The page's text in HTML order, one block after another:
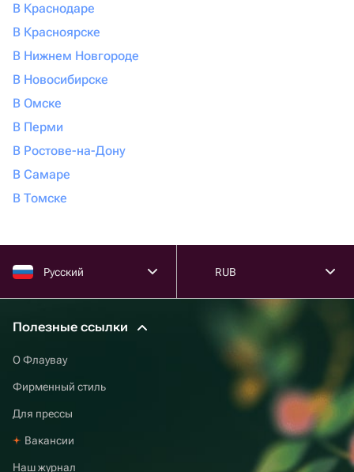
В Краснодаре
В Красноярске
В Нижнем Новгороде
В Новосибирске
В Омске
В Перми
В Ростове-на-Дону
В Самаре
В Томске
Русский RUB
Полезные ссылки
О Флаувау
Фирменный стиль
Для прессы
Вакансии
Наш журнал